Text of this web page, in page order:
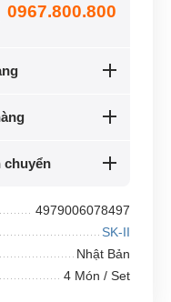
0967.800.800
chuyển
4979006078497
SK-II
Nhật Bản
4 Món / Set